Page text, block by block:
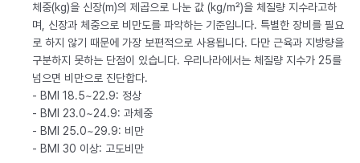
체중(kg)을 신장(m)의 제곱으로 나눈 값 (kg/m²)을 체질량 지수라고하
며, 신장과 체중으로 비만도를 파악하는 기준입니다. 특별한 장비를 필요
로 하지 않기 때문에 가장 보편적으로 사용됩니다. 다만 근육과 지방량을
구분하지 못하는 단점이 있습니다. 우리나라에서는 체질량 지수가 25를
넘으면 비만으로 진단합다.
- BMI 18.5~22.9: 정상
- BMI 23.0~24.9: 과체중
- BMI 25.0~29.9: 비만
- BMI 30 이상: 고도비만